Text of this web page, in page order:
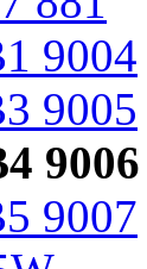
9004
9005
9006
9007